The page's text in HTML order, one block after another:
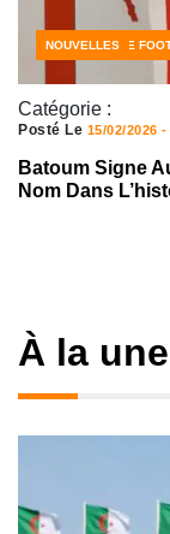
Catégorie :
CÔTE D'IVOIRE
NOUVELLES
Posté Le 15/02/2026
Batoum Signe
Nom Dans
À la une